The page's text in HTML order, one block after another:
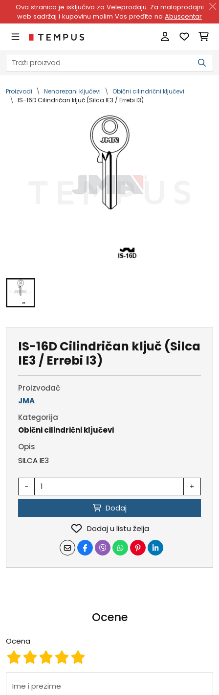
Ova stranica je isključivo za Veleprodaju. Za maloprodajni
web sadržaj i kupovinu molim Vas pređite na Abuscentar
Proizvodi Nenarezani ključevi
Obični cilindrični ključevi
IS-16D Cilindričan ključ (Silca IE3 / Errebi I3)
IS-16D Cilindričan ključ (Silca
IE3 / Errebi I3)
Proizvođač
JMA
Kategorija
Obični cilindrični ključevi
Opis
SILCA IE3
- +
Dodaj
Dodaj u listu želja
Ocene
Ocena
Ocena 5
Ocena 4
Ocena 3
Ocena 2
Ocena 1
Ime i prezime